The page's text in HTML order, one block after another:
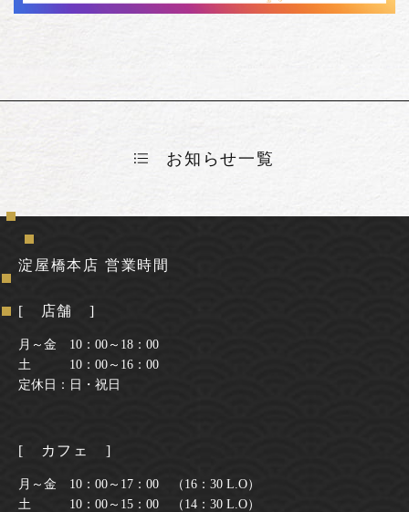
お知らせ一覧
淀屋橋本店 営業時間
[ 店舗 ]
月～金 10：00～18：00
土 10：00～16：00
定休日：日・祝日
[ カフェ ]
月～金 10：00～17：00 （16：30 L.O）
土 10：00～15：00 （14：30 L.O）